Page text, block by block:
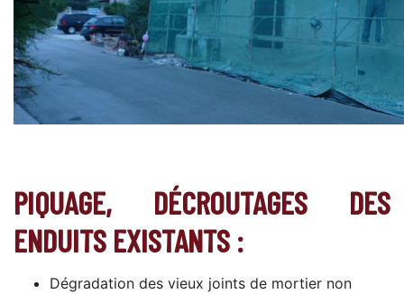
PIQUAGE, DÉCROUTAGES DES
ENDUITS EXISTANTS :
Dégradation des vieux joints de mortier non